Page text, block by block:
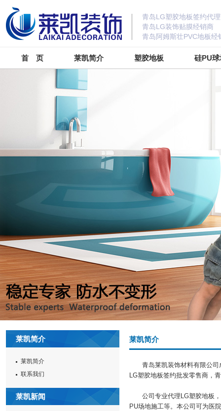
青岛LG塑胶地板签约代
青岛LG装饰贴膜经销商
青岛阿姆斯壮PVC地板经
首 页 莱凯简介 塑胶地板 硅PU球
莱凯简介
莱凯简介
联系我们
莱凯新闻
莱凯简介
青岛莱凯装饰材料有限公司
LG塑胶地板签约批发零售商，
公司专业代理LG塑胶地板，
PU场地施工等。本公司可为医